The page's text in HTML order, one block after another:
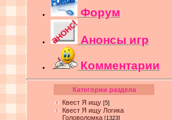
Форум
Анонсы игр
Комментарии
Категории раздела
Квест Я ищу [5]
Квест Я ищу Логика
Головоломка [1323]